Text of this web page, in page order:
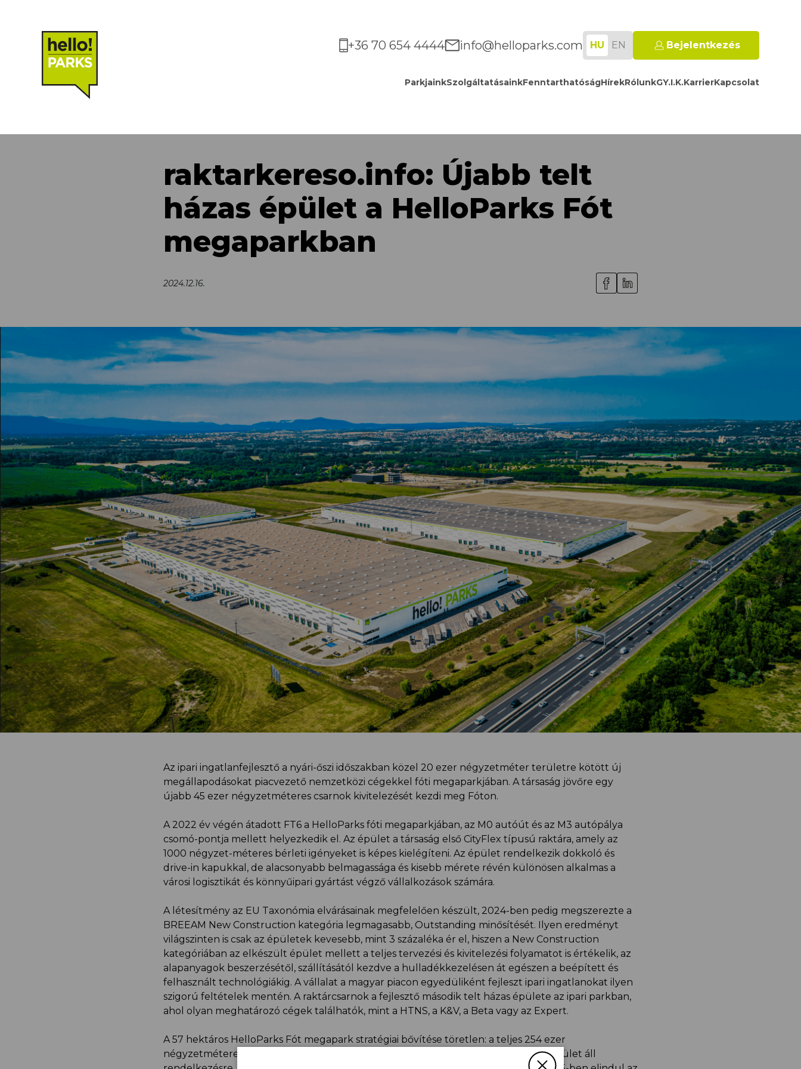
+36 70 654 4444 info@helloparks.com HU EN Bejelentkezés
ParkjainkSzolgáltatásainkFenntarthatóságHírekRólunkGY.I.K.KarrierKapcsolat
raktarkereso.info: Újabb telt
házas épület a HelloParks Fót
megaparkban
2024.12.16.
Az ipari ingatlanfejlesztő a nyári-őszi időszakban közel 20 ezer négyzetméter területre kötött új
megállapodásokat piacvezető nemzetközi cégekkel fóti megaparkjában. A társaság jövőre egy
újabb 45 ezer négyzetméteres csarnok kivitelezését kezdi meg Fóton.
A 2022 év végén átadott FT6 a HelloParks fóti megaparkjában, az M0 autóút és az M3 autópálya
csomó-pontja mellett helyezkedik el. Az épület a társaság első CityFlex típusú raktára, amely az
1000 négyzet-méteres bérleti igényeket is képes kielégíteni. Az épület rendelkezik dokkoló és
drive-in kapukkal, de alacsonyabb belmagassága és kisebb mérete révén különösen alkalmas a
városi logisztikát és könnyűipari gyártást végző vállalkozások számára.
A létesítmény az EU Taxonómia elvárásainak megfelelően készült, 2024-ben pedig megszerezte a
BREEAM New Construction kategória legmagasabb, Outstanding minősítését. Ilyen eredményt
világszinten is csak az épületek kevesebb, mint 3 százaléka ér el, hiszen a New Construction
kategóriában az elkészült épület mellett a teljes tervezési és kivitelezési folyamatot is értékelik, az
alapanyagok beszerzésétől, szállításától kezdve a hulladékkezelésen át egészen a beépített és
felhasznált technológiákig. A vállalat a magyar piacon egyedüliként fejleszt ipari ingatlanokat ilyen
szigorú feltételek mentén. A raktárcsarnok a fejlesztő második telt házas épülete az ipari parkban,
ahol olyan meghatározó cégek találhatók, mint a HTNS, a K&V, a Beta vagy az Expert.
A 57 hektáros HelloParks Fót megapark stratégiai bővítése töretlen: a teljes 254 ezer
négyzetméteres fejlesztési potenciálból jelenleg 119 ezer négyzetméternyi kész terület áll